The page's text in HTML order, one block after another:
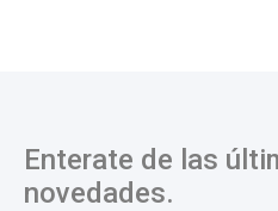
Enterate de las
novedades.